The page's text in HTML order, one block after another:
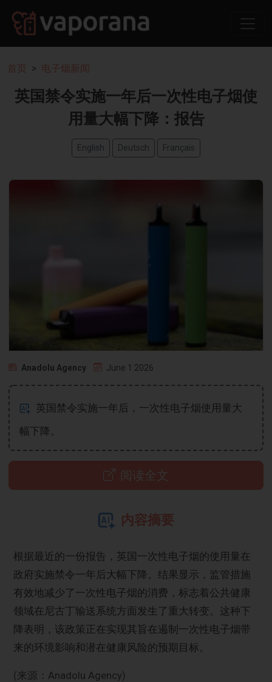
首页 电子烟新闻
英国禁令实施一年后一次性电子烟使
用量大幅下降：报告
English Deutsch Français
Anadolu Agency June 1 2026
英国禁令实施一年后，一次性电子烟使用量大
幅下降。
阅读全文
内容摘要
根据最近的一份报告，英国一次性电子烟的使用量在
政府实施禁令一年后大幅下降。结果显示，监管措施
有效地减少了一次性电子烟的消费，标志着公共健康
领域在尼古丁输送系统方面发生了重大转变。这种下
降表明，该政策正在实现其旨在遏制一次性电子烟带
来的环境影响和潜在健康风险的预期目标。
(来源：Anadolu Agency)